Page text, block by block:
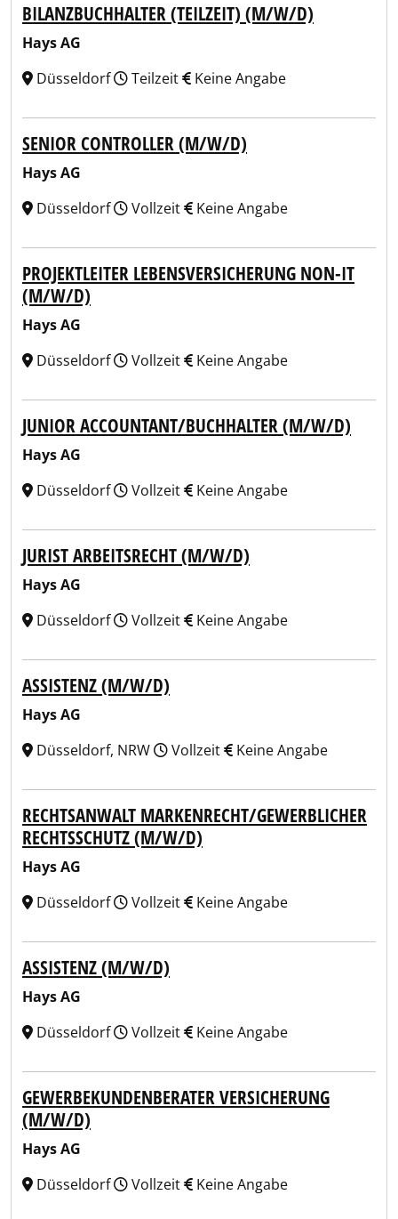
BILANZBUCHHALTER (TEILZEIT) (M/W/D)
Hays AG
Düsseldorf
Teilzeit Keine Angabe
SENIOR CONTROLLER (M/W/D)
Hays AG
Düsseldorf
Vollzeit Keine Angabe
PROJEKTLEITER LEBENSVERSICHERUNG NON-IT
(M/W/D)
Hays AG
Düsseldorf
Vollzeit Keine Angabe
JUNIOR ACCOUNTANT/BUCHHALTER (M/W/D)
Hays AG
Düsseldorf
Vollzeit Keine Angabe
JURIST ARBEITSRECHT (M/W/D)
Hays AG
Düsseldorf
Vollzeit Keine Angabe
ASSISTENZ (M/W/D)
Hays AG
Düsseldorf, NRW
Vollzeit Keine Angabe
RECHTSANWALT MARKENRECHT/GEWERBLICHER
RECHTSSCHUTZ (M/W/D)
Hays AG
Düsseldorf
Vollzeit Keine Angabe
ASSISTENZ (M/W/D)
Hays AG
Düsseldorf
Vollzeit Keine Angabe
GEWERBEKUNDENBERATER VERSICHERUNG
(M/W/D)
Hays AG
Düsseldorf
Vollzeit Keine Angabe